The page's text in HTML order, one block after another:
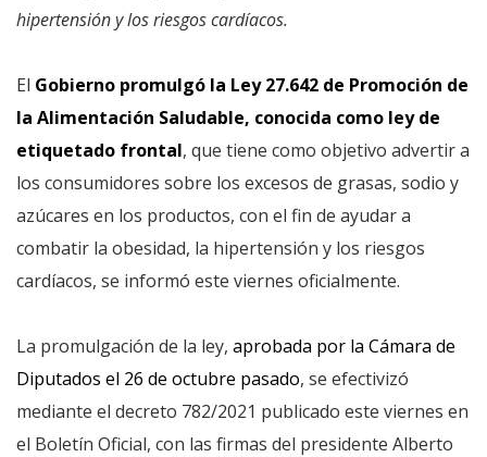
hipertensión y los riesgos cardíacos.
El Gobierno promulgó la Ley 27.642 de Promoción de
la Alimentación Saludable, conocida como ley de
etiquetado frontal, que tiene como objetivo advertir a
los consumidores sobre los excesos de grasas, sodio y
azúcares en los productos, con el fin de ayudar a
combatir la obesidad, la hipertensión y los riesgos
cardíacos, se informó este viernes oficialmente.
La promulgación de la ley, aprobada por la Cámara de
Diputados el 26 de octubre pasado, se efectivizó
mediante el decreto 782/2021 publicado este viernes en
el Boletín Oficial, con las firmas del presidente Alberto